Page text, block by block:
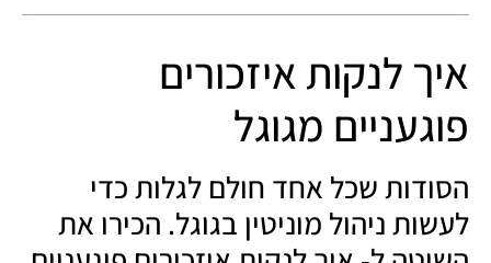
איך לנקות איזכורים
פוגעניים מגוגל
הסודות שכל אחד חולם לגלות כדי
לעשות ניהול מוניטין בגוגל. הכירו את